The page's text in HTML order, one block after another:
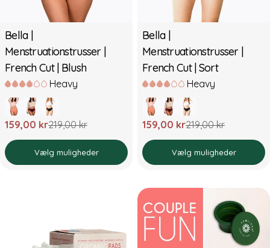
Bella |
Menstruationstrusser |
French Cut | Blush
Heavy
Udsalgspris
159,00 kr
Normal
pris
219,00 kr
Vælg muligheder
Bella |
Menstruationstrusser |
French Cut | Sort
Heavy
Udsalgspris
159,00 kr
Normal
pris
219,00 kr
Vælg muligheder